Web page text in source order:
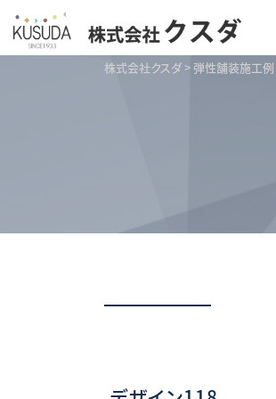
株式会社クスダ> 弾性舗装施工例